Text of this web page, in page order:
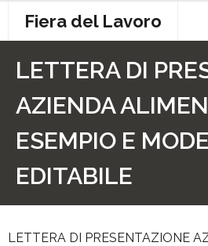
Fiera del Lavoro
Privacy
LETTERA DI
AZIENDA
ESEMPIO E
EDITABILE
LETTERA DI PRESENTAZIONE